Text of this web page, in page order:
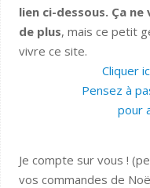
lien ci-dessous. Ça
de plus, mais ce petit
vivre ce site.
Cliquer
Pensez à
pour
Je compte sur vous !
vos commandes de